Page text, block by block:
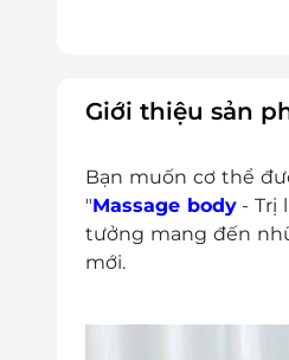
Giới thiệu sản
Bạn muốn cơ thể
"Massage body- Trị
tưởng mang đến
mới.